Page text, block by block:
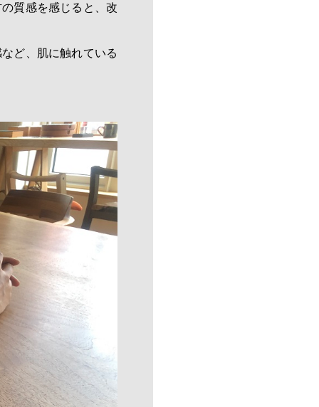
質感を感じると、改
ど、肌に触れている